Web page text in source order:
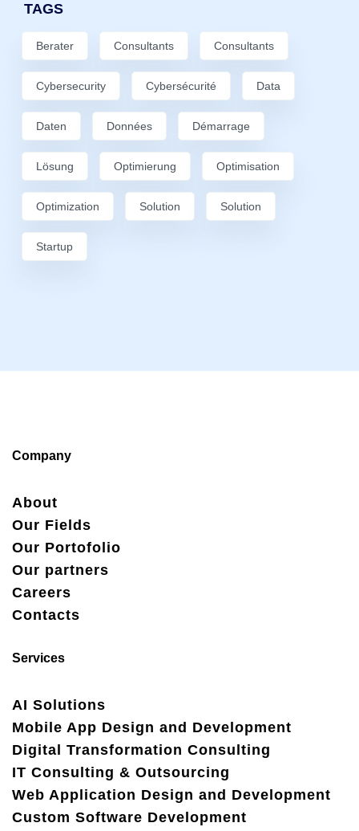
TAGS
Berater Consultants Consultants
Cybersecurity Cybersécurité Data
Daten Données Démarrage
Lösung Optimierung Optimisation
Optimization Solution Solution
Startup
Company
About
Our Fields
Our Portofolio
Our partners
Careers
Contacts
Services
AI Solutions
Mobile App Design and Development
Digital Transformation Consulting
IT Consulting & Outsourcing
Web Application Design and Development
Custom Software Development